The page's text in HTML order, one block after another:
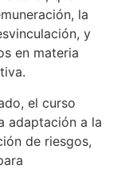
la
y
en materia
el curso
adaptación a la
de riesgos,